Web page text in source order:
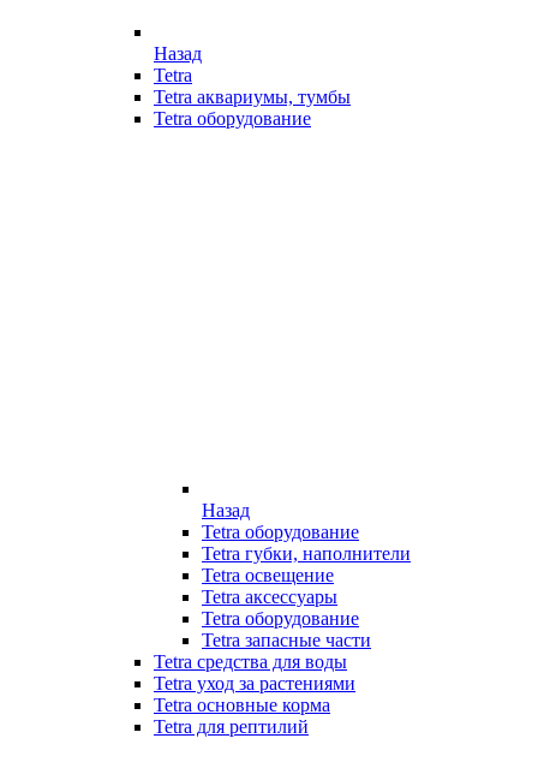
Назад
Tetra
Tetra аквариумы, тумбы
Tetra оборудование
Назад
Tetra оборудование
Tetra губки, наполнители
Tetra освещение
Tetra аксессуары
Tetra оборудование
Tetra запасные части
Tetra средства для воды
Tetra уход за растениями
Tetra основные корма
Tetra для рептилий